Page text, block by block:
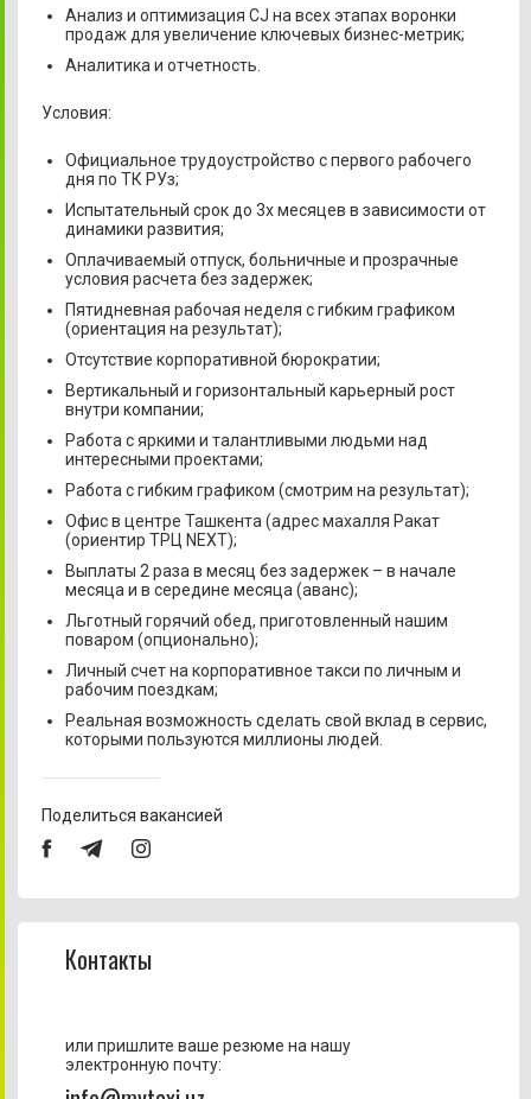
Анализ и оптимизация CJ на всех этапах воронки
продаж для увеличение ключевых бизнес-метрик;
Аналитика и отчетность.
Условия:
Официальное трудоустройство с первого рабочего
дня по ТК РУз;
Испытательный срок до 3х месяцев в зависимости от
динамики развития;
Оплачиваемый отпуск, больничные и прозрачные
условия расчета без задержек;
Пятидневная рабочая неделя с гибким графиком
(ориентация на результат);
Отсутствие корпоративной бюрократии;
Вертикальный и горизонтальный карьерный рост
внутри компании;
Работа с яркими и талантливыми людьми над
интересными проектами;
Работа с гибким графиком (смотрим на результат);
Офис в центре Ташкента (адрес махалля Ракат
(ориентир ТРЦ NEXT);
Выплаты 2 раза в месяц без задержек – в начале
месяца и в середине месяца (аванс);
Льготный горячий обед, приготовленный нашим
поваром (опционально);
Личный счет на корпоративное такси по личным и
рабочим поездкам;
Реальная возможность сделать свой вклад в сервис,
которыми пользуются миллионы людей.
Поделиться вакансией
Контакты
или пришлите ваше резюме на нашу
электронную почту: